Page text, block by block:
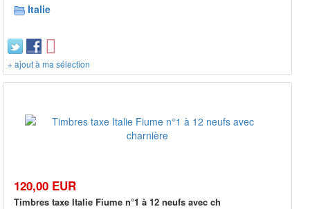
Italie
+ ajout à ma sélection
120,00 EUR
Timbres taxe Italie Fiume n°1 à 12 neufs avec ch